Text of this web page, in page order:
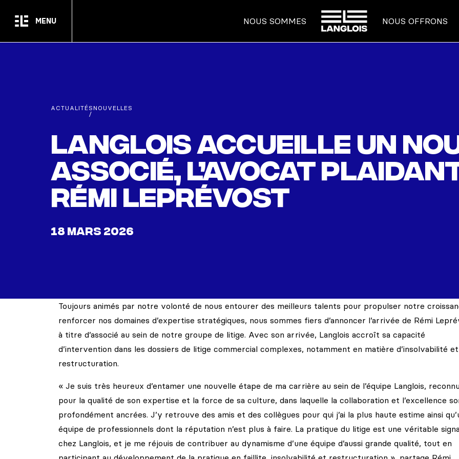
MENU NOUS SOMMES
ACCUEIL
NOUS OFFRONS
ACTUALITÉS
/
NOUVELLES
Langlois accueille un
associé, l’avocat
Rémi Leprévost
18 MARS 2026
Toujours animés par notre volonté de nous entourer des meilleurs talents pour propulser notre
renforcer nos domaines d’expertise stratégiques, nous sommes fiers d’annoncer l’arrivée de Rémi
à titre d’associé au sein de notre groupe de litige. Avec son arrivée, Langlois accroît sa capacité
d’intervention dans les dossiers de litige commercial complexes, notamment en matière d’insolvabilité
restructuration.
« Je suis très heureux d’entamer une nouvelle étape de ma carrière au sein de l’équipe Langlois,
pour la qualité de son expertise et la force de sa culture, dans laquelle la collaboration et l’excellence
profondément ancrées. J’y retrouve des amis et des collègues pour qui j’ai la plus haute estime ainsi
équipe de professionnels dont la réputation n’est plus à faire. La pratique du litige est une véritable
chez Langlois, et je me réjouis de contribuer au dynamisme d’une équipe d’aussi grande qualité, tout en